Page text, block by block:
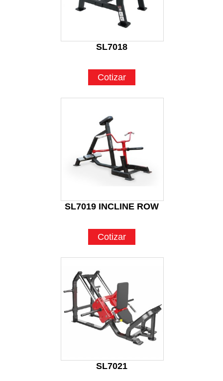
SL7018
Cotizar
SL7019 INCLINE ROW
Cotizar
SL7021